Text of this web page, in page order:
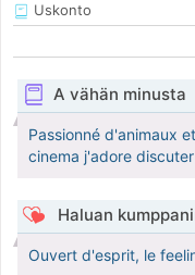
Uskonto
A vähän minusta
Passionné d'animaux
cinema j'adore
Haluan
Ouvert d'esprit, le